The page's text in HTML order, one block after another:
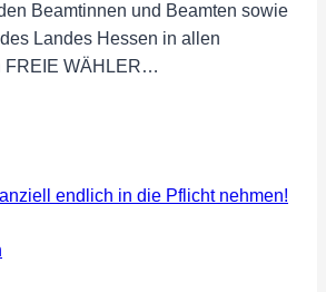
Beamtinnen und Beamten sowie
Landes Hessen in allen
FREIE WÄHLER…